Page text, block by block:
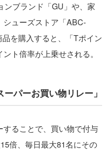
ブランド「GU」や、家
シューズストア「ABC-
を購入すると、「Tポイン
ト倍率が上乗せされる。
パーお買い物リレー」
ることで、買い物で付与
倍、毎日最大81名にその